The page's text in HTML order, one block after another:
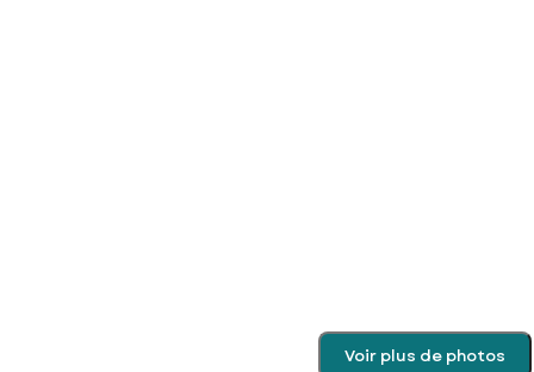
Voir plus de photos